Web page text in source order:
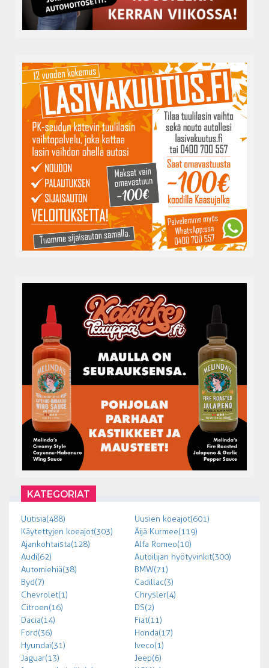
KATEGORIAT
Uutisia (488)
Uusien koeajot (601)
Käytettyjen koeajot (303)
Äijä Kurmee (119)
Ajankohtaista (128)
Alfa Romeo (10)
Audi (62)
Autoilijan hyötyvinkit (300)
Automiehiä (38)
BMW (71)
Byd (7)
Cadillac (3)
Chevrolet (1)
Chrysler (4)
Citroen (16)
DS (2)
Dacia (14)
Fiat (11)
Ford (36)
Honda (17)
Hyundai (31)
Iveco (1)
Jaguar (13)
Jeep (6)